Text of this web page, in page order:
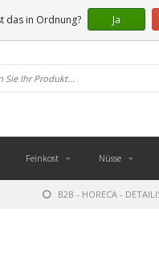
Feinkost Nüsse
B2B - HORECA -
das in Ordnung? Ja